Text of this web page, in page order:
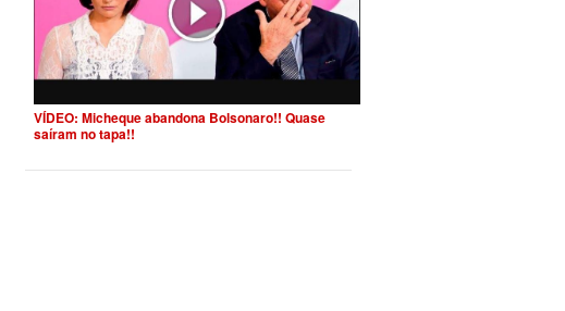
VÍDEO: Micheque abandona Bolsonaro!! Quase
saíram no tapa!!